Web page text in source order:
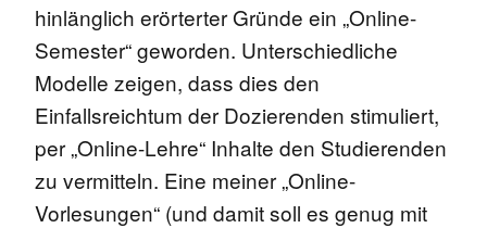
hinlänglich erörterter Gründe ein „Online-
Semester“ geworden. Unterschiedliche
Modelle zeigen, dass dies den
Einfallsreichtum der Dozierenden stimuliert,
per „Online-Lehre“ Inhalte den Studierenden
zu vermitteln. Eine meiner „Online-
Vorlesungen“ (und damit soll es genug mit